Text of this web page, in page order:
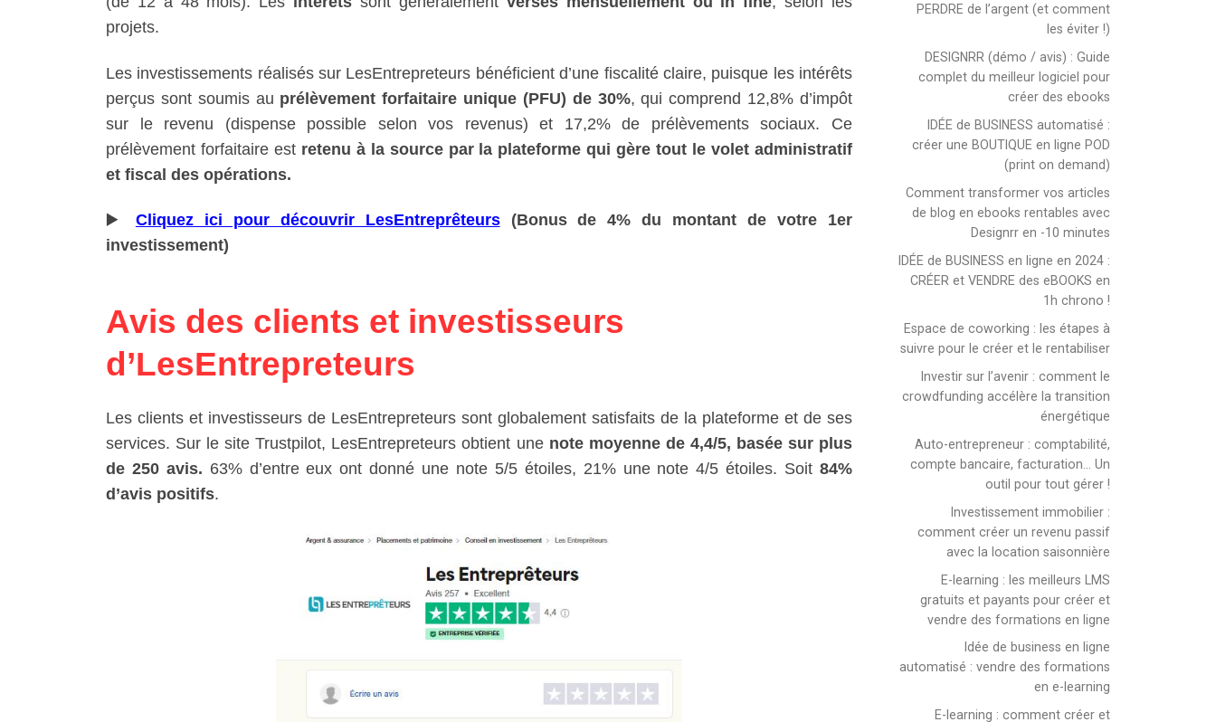
projets.
Les investissements réalisés sur LesEntrepreteurs bénéficient d’une fiscalité claire, puisque les intérêts
perçus sont soumis au prélèvement forfaitaire unique (PFU) de 30%, qui comprend 12,8% d’impôt
sur le revenu (dispense possible selon vos revenus) et 17,2% de prélèvements sociaux. Ce
prélèvement forfaitaire est retenu à la source par la plateforme qui gère tout le volet administratif
et fiscal des opérations.
▶️ Cliquez ici pour découvrir LesEntreprêteurs(Bonus de 4% du montant de votre 1er
investissement)
Avis des clients et investisseurs
d’LesEntrepreteurs
Les clients et investisseurs de LesEntrepreteurs sont globalement satisfaits de la plateforme et de ses
services. Sur le site Trustpilot, LesEntrepreteurs obtient unenote moyenne de 4,4/5, basée sur plus
de 250 avis. 63% d’entre eux ont donné une note 5/5 étoiles, 21% une note 4/5 étoiles. Soit84%
d’avis positifs.
PERDRE de l’argent (et comment
les éviter !)
DESIGNRR (démo / avis) : Guide
complet du meilleur logiciel pour
créer des ebooks
IDÉE de BUSINESS automatisé :
créer une BOUTIQUE en ligne POD
(print on demand)
Comment transformer vos articles
de blog en ebooks rentables avec
Designrr en -10 minutes
IDÉE de BUSINESS en ligne en 2024 :
CRÉER et VENDRE des eBOOKS en
1h chrono !
Espace de coworking : les étapes à
suivre pour le créer et le rentabiliser
Investir sur l’avenir : comment le
crowdfunding accélère la transition
énergétique
Auto-entrepreneur : comptabilité,
compte bancaire, facturation… Un
outil pour tout gérer !
Investissement immobilier :
comment créer un revenu passif
avec la location saisonnière
E-learning : les meilleurs LMS
gratuits et payants pour créer et
vendre des formations en ligne
Idée de business en ligne
automatisé : vendre des formations
en e-learning
E-learning : comment créer et